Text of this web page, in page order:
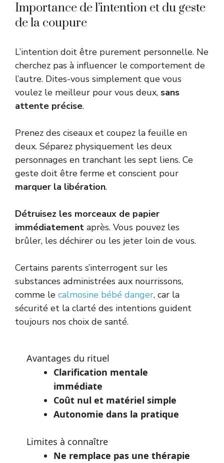
Importance de l’intention et du geste
de la coupure
L’intention doit être purement personnelle. Ne
cherchez pas à influencer le comportement de
l’autre. Dites-vous simplement que vous
voulez le meilleur pour vous deux, sans
attente précise.
Prenez des ciseaux et coupez la feuille en
deux. Séparez physiquement les deux
personnages en tranchant les sept liens. Ce
geste doit être ferme et conscient pour
marquer la libération.
Détruisez les morceaux de papier
immédiatement après. Vous pouvez les
brûler, les déchirer ou les jeter loin de vous.
Certains parents s’interrogent sur les
substances administrées aux nourrissons,
comme le calmosine bébé danger, car la
sécurité et la clarté des intentions guident
toujours nos choix de santé.
Avantages du rituel
Clarification mentale
immédiate
Coût nul et matériel simple
Autonomie dans la pratique
Limites à connaître
Ne remplace pas une thérapie